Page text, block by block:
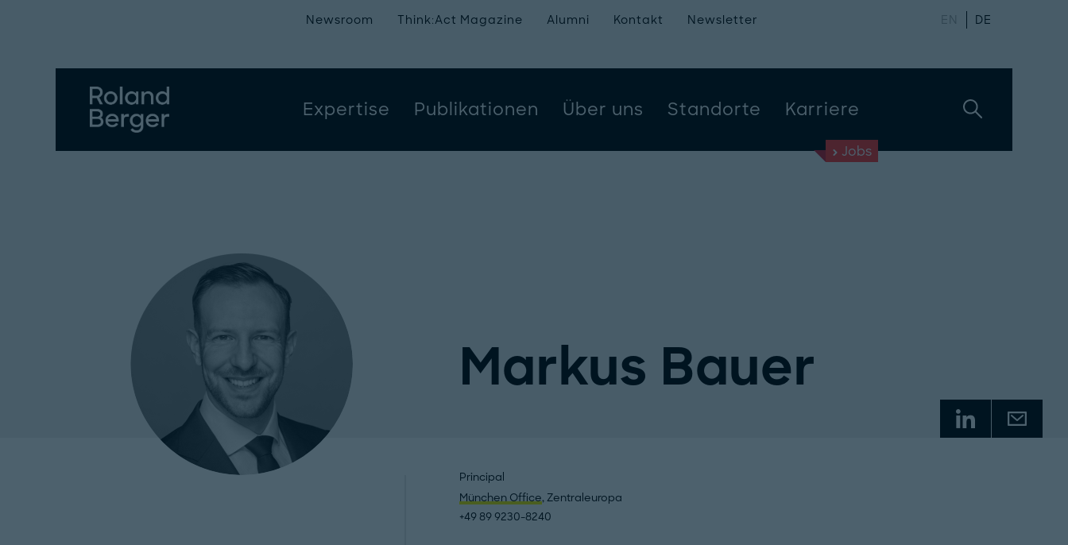
Expertise Publikationen Über uns Standorte Karriere
Newsroom Think:Act Magazine Alumni Kontakt Newsletter EN DE
Jobs
Markus Bauer
Principal
München Office, Zentraleuropa
+49 89 9230-8240